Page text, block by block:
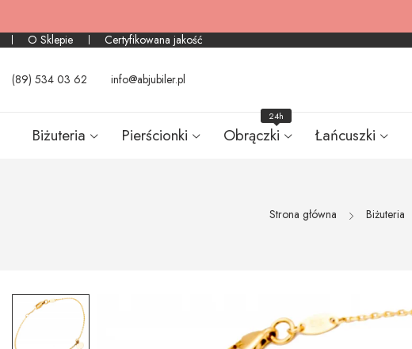
O Sklepie
Certyfikowana jakość
(89) 534 03 62 info@abjubiler.pl
Biżuteria Pierścionki Obrączki
24h
Łańcuszki
Strona główna Biżuteria